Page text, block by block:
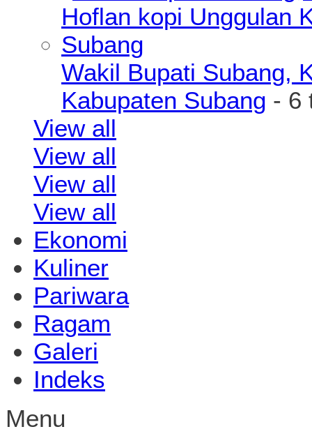
Wakil Bupati Subang,
Kabupaten Subang - 6
View all
View all
View all
View all
Ekonomi
Kuliner
Pariwara
Ragam
Galeri
Indeks
Menu